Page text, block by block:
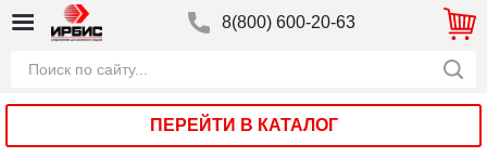
8(800) 600-20-63
ПЕРЕЙТИ В КАТАЛОГ